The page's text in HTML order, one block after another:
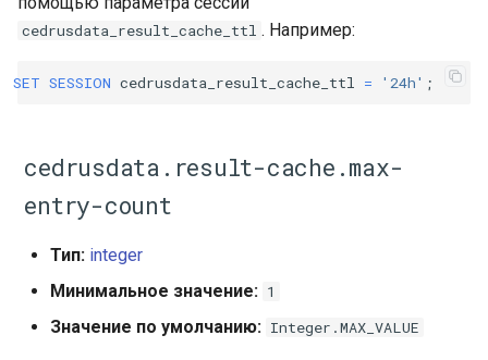
cedrusdata_result_cache_ttl . Например:
SET SESSION cedrusdata_result_cache_ttl = '24h' ;
cedrusdata.result-cache.max-
entry-count
Тип: integer
Минимальное значение: 1
Значение по умолчанию: Integer.MAX_VALUE